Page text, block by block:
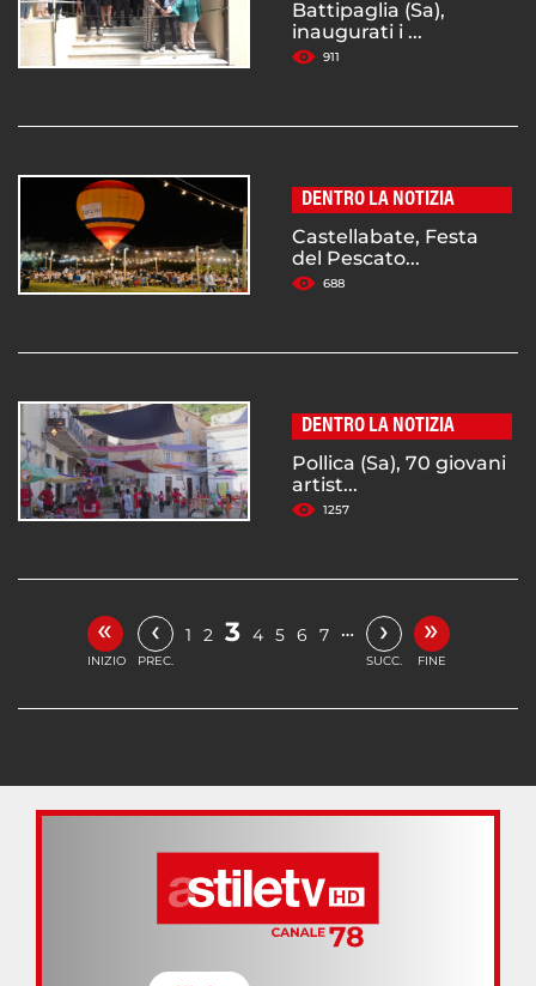
Battipaglia (Sa),
inaugurati i ...
911
DENTRO LA NOTIZIA
Castellabate, Festa
del Pescato...
688
DENTRO LA NOTIZIA
Pollica (Sa), 70 giovani
artist...
1257
«
INIZIO
‹
PREC.
1 2 3 4 5 6 7 … ›
SUCC.
»
FINE